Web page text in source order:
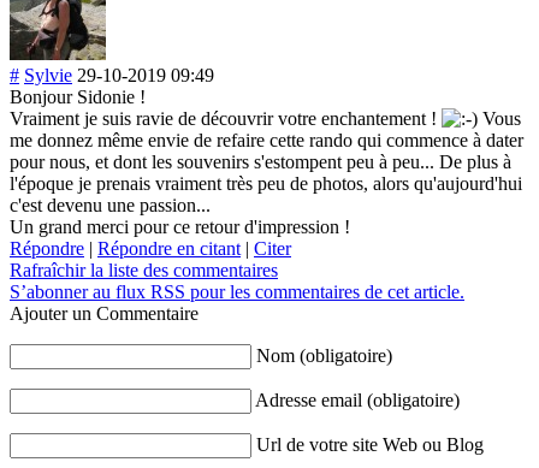
# Sylvie 29-10-2019 09:49
Bonjour Sidonie !
Vraiment je suis ravie de découvrir votre enchantement !
Vous
me donnez même envie de refaire cette rando qui commence à dater
pour nous, et dont les souvenirs s'estompent peu à peu... De plus à
l'époque je prenais vraiment très peu de photos, alors qu'aujourd'hui
c'est devenu une passion...
Un grand merci pour ce retour d'impression !
Répondre | Répondre en citant | Citer
Rafraîchir la liste des commentaires
S’abonner au flux RSS pour les commentaires de cet article.
Ajouter un Commentaire
Nom (obligatoire)
Adresse email (obligatoire)
Url de votre site Web ou Blog